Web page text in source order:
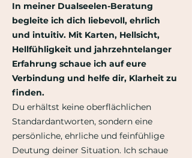
In meiner Dualseelen-Beratung
begleite ich dich liebevoll, ehrlich
und intuitiv. Mit Karten, Hellsicht,
Hellfühligkeit und jahrzehntelanger
Erfahrung schaue ich auf eure
Verbindung und helfe dir, Klarheit zu
finden.
Du erhältst keine oberflächlichen
Standardantworten, sondern eine
persönliche, ehrliche und feinfühlige
Deutung deiner Situation. Ich schaue